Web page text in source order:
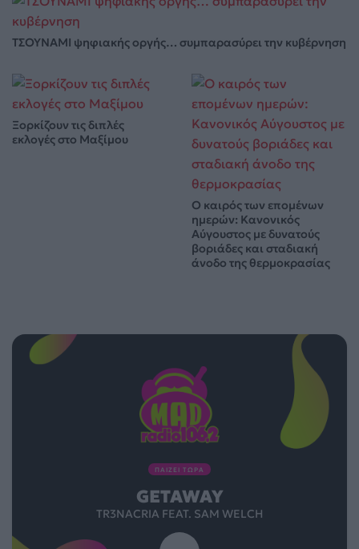
ΤΣΟΥΝΑΜΙ ψηφιακής οργής… συμπαρασύρει την κυβέρνηση
Ξορκίζουν τις διπλές
εκλογές στο Μαξίμου
Ο καιρός των επομένων
ημερών: Κανονικός
Αύγουστος με δυνατούς
βοριάδες και σταδιακή
άνοδο της θερμοκρασίας
ΠΑΙΖΕΙ ΤΩΡΑ
GETAWAY
TR3NACRIA FEAT. SAM WELCH